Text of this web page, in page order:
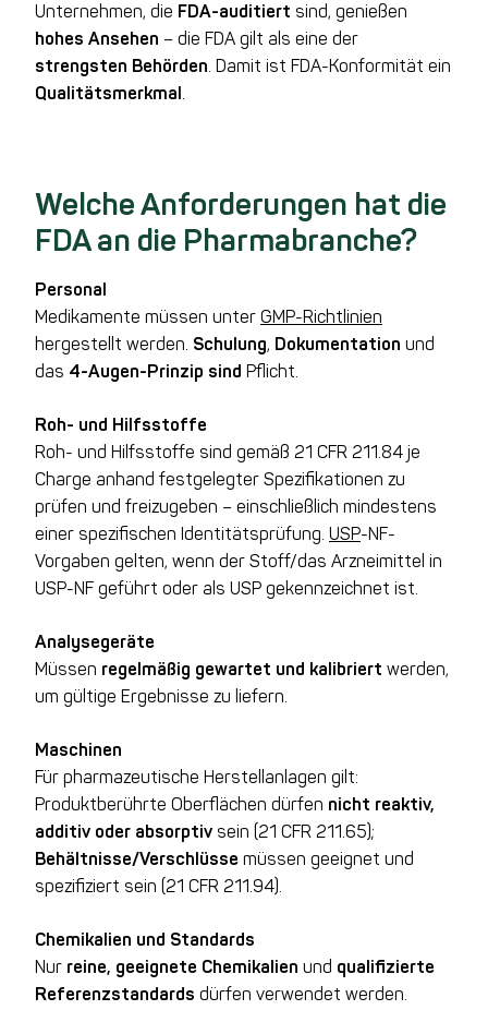
Unternehmen, die FDA-auditiert sind, genießen
hohes Ansehen – die FDA gilt als eine der
strengsten Behörden. Damit ist FDA-Konformität ein
Qualitätsmerkmal.
Welche Anforderungen hat die
FDA an die Pharmabranche?
Personal
Medikamente müssen unter GMP-Richtlinien
hergestellt werden. Schulung, Dokumentation und
das 4-Augen-Prinzip sind Pflicht.
Roh- und Hilfsstoffe
Roh- und Hilfsstoffe sind gemäß 21 CFR 211.84 je
Charge anhand festgelegter Spezifikationen zu
prüfen und freizugeben – einschließlich mindestens
einer spezifischen Identitätsprüfung. USP-NF-
Vorgaben gelten, wenn der Stoff/das Arzneimittel in
USP-NF geführt oder als USP gekennzeichnet ist.
Analysegeräte
Müssen regelmäßig gewartet und kalibriert werden,
um gültige Ergebnisse zu liefern.
Maschinen
Für pharmazeutische Herstellanlagen gilt:
Produktberührte Oberflächen dürfen nicht reaktiv,
additiv oder absorptiv sein (21 CFR 211.65);
Behältnisse/Verschlüsse müssen geeignet und
spezifiziert sein (21 CFR 211.94).
Chemikalien und Standards
Nur reine, geeignete Chemikalien und qualifizierte
Referenzstandards dürfen verwendet werden.